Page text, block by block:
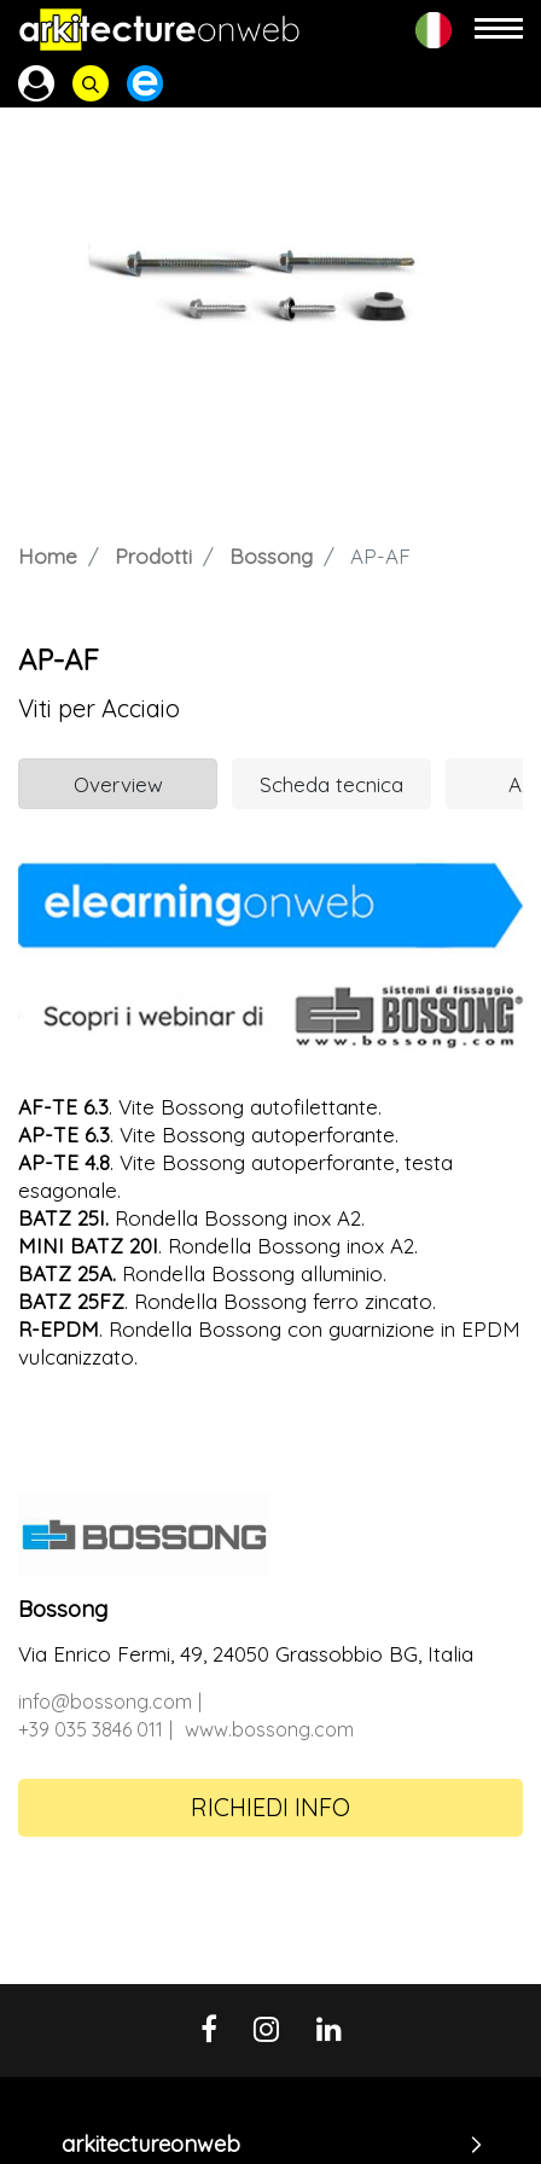
Home Prodotti Bossong AP-AF
AP-AF
Viti per Acciaio
Overview Scheda tecnica
AF-TE 6.3. Vite Bossong autofilettante.
AP-TE 6.3. Vite Bossong autoperforante.
AP-TE 4.8. Vite Bossong autoperforante, testa
esagonale.
BATZ 25I. Rondella Bossong inox A2.
MINI BATZ 20I. Rondella Bossong inox A2.
BATZ 25A. Rondella Bossong alluminio.
BATZ 25FZ. Rondella Bossong ferro zincato.
R-EPDM. Rondella Bossong con guarnizione in EPDM
vulcanizzato.
Bossong
Via Enrico Fermi, 49, 24050 Grassobbio BG, Italia
info@bossong.com
+39 035 3846 011
www.bossong.com
RICHIEDI INFO
arkitectureonweb